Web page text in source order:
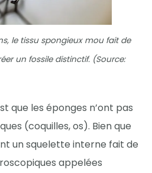
le tissu spongieux mou fait de
un fossile distinctif. (Source:
que les éponges n’ont pas
(coquilles, os). Bien que
un squelette interne fait de
appelées